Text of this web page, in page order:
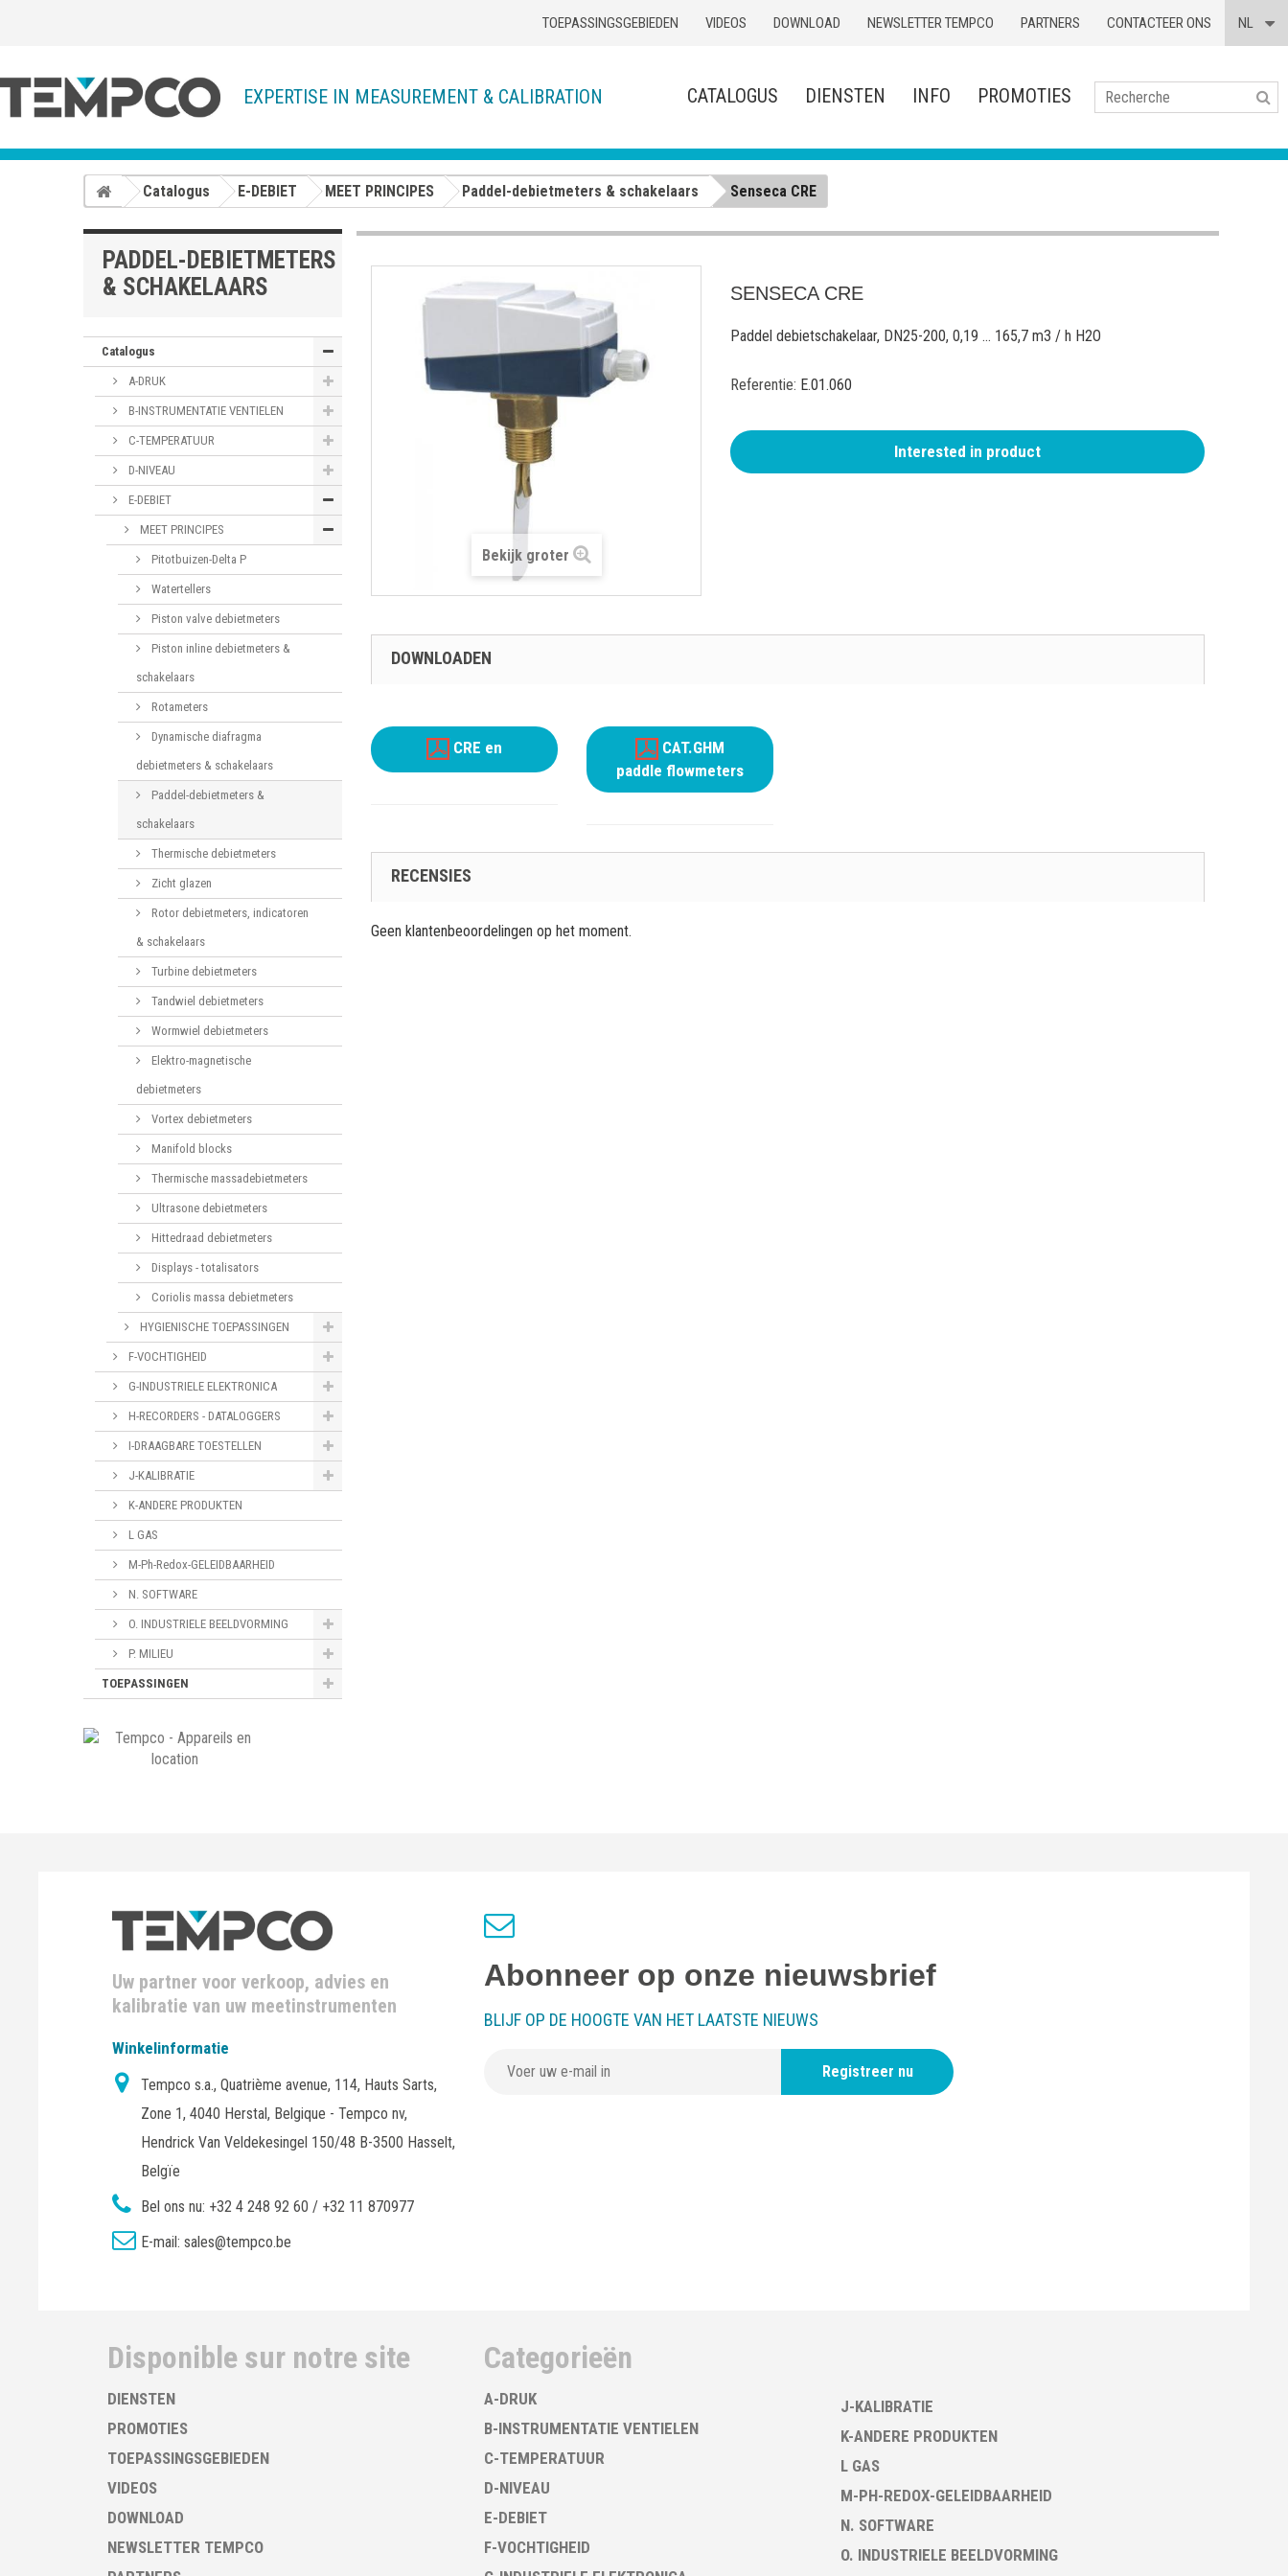
TOEPASSINGSGEBIEDEN VIDEOS DOWNLOAD NEWSLETTER TEMPCO PARTNERS NL
CONTACTEER ONS
EXPERTISE IN MEASUREMENT & CALIBRATION CATALOGUS DIENSTEN INFO PROMOTIES
Catalogus E-DEBIET MEET PRINCIPES Paddel-debietmeters & schakelaars Senseca CRE
PADDEL-DEBIETMETERS
& SCHAKELAARS
Catalogus
A-DRUK
B-INSTRUMENTATIE VENTIELEN
C-TEMPERATUUR
D-NIVEAU
E-DEBIET
MEET PRINCIPES
Pitotbuizen-Delta P
Watertellers
Piston valve debietmeters
Piston inline debietmeters &
schakelaars
Rotameters
Dynamische diafragma
debietmeters & schakelaars
Paddel-debietmeters &
schakelaars
Thermische debietmeters
Zicht glazen
Rotor debietmeters, indicatoren
& schakelaars
Turbine debietmeters
Tandwiel debietmeters
Wormwiel debietmeters
Elektro-magnetische
debietmeters
Vortex debietmeters
Manifold blocks
Thermische massadebietmeters
Ultrasone debietmeters
Hittedraad debietmeters
Displays - totalisators
Coriolis massa debietmeters
HYGIENISCHE TOEPASSINGEN
F-VOCHTIGHEID
G-INDUSTRIELE ELEKTRONICA
H-RECORDERS - DATALOGGERS
I-DRAAGBARE TOESTELLEN
J-KALIBRATIE
K-ANDERE PRODUKTEN
L GAS
M-Ph-Redox-GELEIDBAARHEID
N. SOFTWARE
O. INDUSTRIELE BEELDVORMING
P. MILIEU
TOEPASSINGEN
Bekijk groter
SENSECA CRE
Paddel debietschakelaar, DN25-200, 0,19 ... 165,7 m3 / h H2O
Referentie: E.01.060
Interested in product
DOWNLOADEN
CRE en
CAT.GHM
paddle flowmeters
RECENSIES
Geen klantenbeoordelingen op het moment.
Abonneer op onze nieuwsbrief
BLIJF OP DE HOOGTE VAN HET LAATSTE NIEUWS
Registreer nu
Categorieën
A-DRUK
B-INSTRUMENTATIE VENTIELEN
C-TEMPERATUUR
D-NIVEAU
E-DEBIET
F-VOCHTIGHEID
J-KALIBRATIE
K-ANDERE PRODUKTEN
L GAS
M-PH-REDOX-GELEIDBAARHEID
N. SOFTWARE
O. INDUSTRIELE BEELDVORMING
Uw partner voor verkoop, advies en
kalibratie van uw meetinstrumenten
Winkelinformatie
Tempco s.a., Quatrième avenue, 114, Hauts Sarts,
Zone 1, 4040 Herstal, Belgique - Tempco nv,
Hendrick Van Veldekesingel 150/48 B-3500 Hasselt,
Belgïe
Bel ons nu: +32 4 248 92 60 / +32 11 870977
E-mail: sales@tempco.be
Disponible sur notre site
DIENSTEN
PROMOTIES
TOEPASSINGSGEBIEDEN
VIDEOS
DOWNLOAD
NEWSLETTER TEMPCO